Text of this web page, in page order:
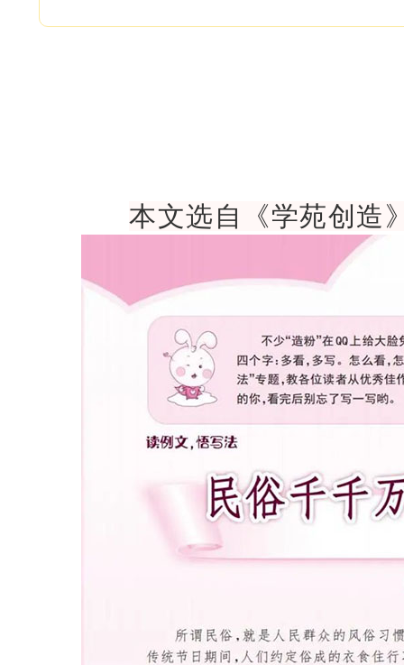
本文选自《学苑创造